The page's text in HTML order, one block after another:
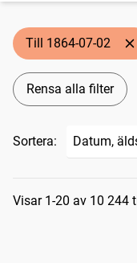
Till 1864-07-02
Rensa alla filter
Sortera:
Visar 1-20 av 10 244